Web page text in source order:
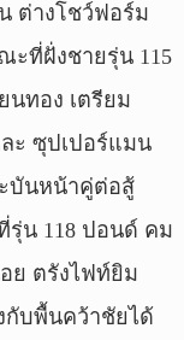
ต่างโชว์ฟอร์ม
ที่ฝั่งชายรุ่น 115
นทอง เตรียม
ะ ซุปเปอร์แมน
บันหน้าคู่ต่อสู้
น 118 ปอนด์ คม
ย ตรังไฟท์ยิม
กับพื้นคว้าชัยได้